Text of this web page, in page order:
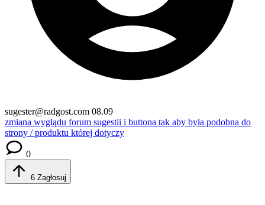
sugester@radgost.com 08.09
zmiana wyglądu forum sugestii i buttona tak aby była podobna do
strony / produktu której dotyczy
0
6 Zagłosuj